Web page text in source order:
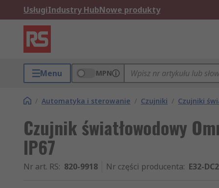
UsługiIndustry HubNowe produkty
Menu MPN
/ Automatyka i sterowanie / Czujniki / Czujniki
Czujnik światłowodowy
IP67
Nr art. RS: 820-9918 Nr części producenta: E32-